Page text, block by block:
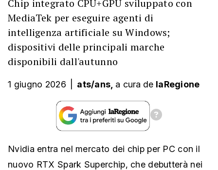
Chip integrato CPU+GPU sviluppato con
MediaTek per eseguire agenti di
intelligenza artificiale su Windows;
dispositivi delle principali marche
disponibili dall'autunno
1 giugno 2026 ats/ans, a cura de laRegione
Nvidia entra nel mercato dei chip per PC con il
nuovo RTX Spark Superchip, che debutterà nei